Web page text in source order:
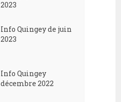
2023
Info Quingey de juin
2023
Info Quingey
décembre 2022